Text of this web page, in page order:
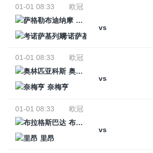
01-01 08:33
欧冠
萨格勒布迪纳摩
vs
考诺萨基列斯
01-01 08:33
欧冠
奥林匹亚科斯
vs
奈梅亨
01-01 08:33
欧冠
布拉格斯巴达
vs
里昂